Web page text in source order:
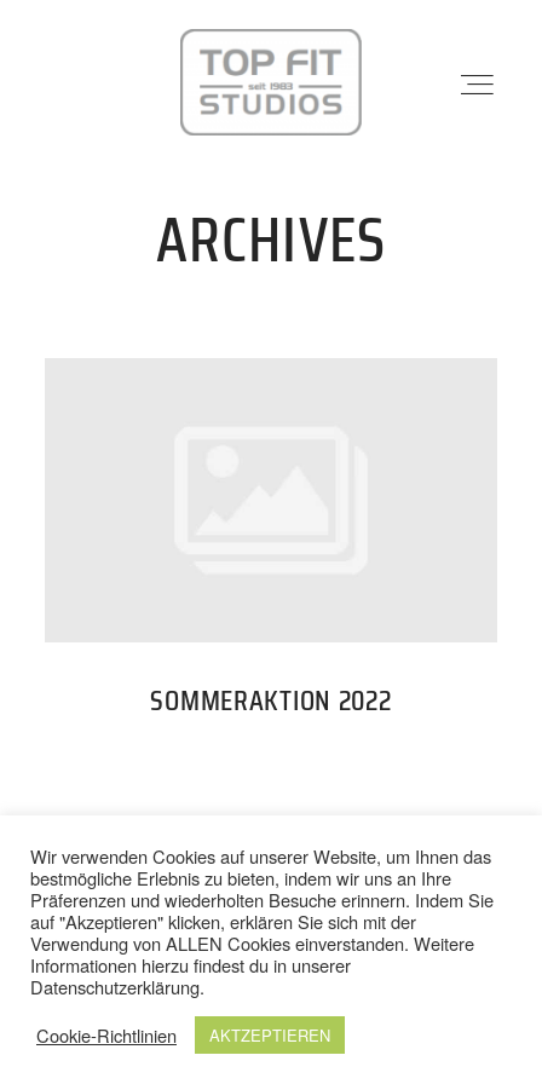
STANDORTE
ONLINE SHOP
ARCHIVES
SOMMERAKTION 2022
BACK TO TOP
© 2024 TOP FIT STUDIOS. ALLE RECHTE VORBEHALTEN.
IMPRESSUM DATENSCHUTZ
/
AGB / WIDERRUFSBELEHRUNG
Wir verwenden Cookies auf unserer Website, um Ihnen das
bestmögliche Erlebnis zu bieten, indem wir uns an Ihre
Präferenzen und wiederholten Besuche erinnern. Indem Sie
auf "Akzeptieren" klicken, erklären Sie sich mit der
Verwendung von ALLEN Cookies einverstanden. Weitere
Informationen hierzu findest du in unserer
Datenschutzerklärung.
Cookie-Richtlinien
AKTZEPTIEREN